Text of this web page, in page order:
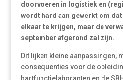
doorvoeren in logistiek en
wordt hard aan gewerkt om
elkaar te krijgen, maar de
september afgerond zal zijn.
Dit lijken kleine aanpassingen,
consequenties voor de
hartfunctielaboranten en de